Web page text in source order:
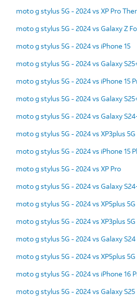
moto g stylus 5G - 2024 vs XP Pro
moto g stylus 5G - 2024 vs Galaxy Z
moto g stylus 5G - 2024 vs iPhone 15
moto g stylus 5G - 2024 vs Galaxy
moto g stylus 5G - 2024 vs iPhone 15
moto g stylus 5G - 2024 vs Galaxy
moto g stylus 5G - 2024 vs Galaxy
moto g stylus 5G - 2024 vs XP3plus 5G
moto g stylus 5G - 2024 vs iPhone 15
moto g stylus 5G - 2024 vs XP Pro
moto g stylus 5G - 2024 vs Galaxy
moto g stylus 5G - 2024 vs XP5plus
moto g stylus 5G - 2024 vs XP3plus
moto g stylus 5G - 2024 vs Galaxy S24
moto g stylus 5G - 2024 vs XP5plus
moto g stylus 5G - 2024 vs iPhone 16
moto g stylus 5G - 2024 vs Galaxy S25